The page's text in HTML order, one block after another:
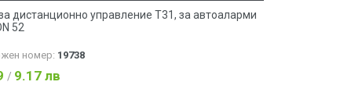
дистанционно управление T31, за автоаларми
52
номер: 19738
/ 9.17 лв